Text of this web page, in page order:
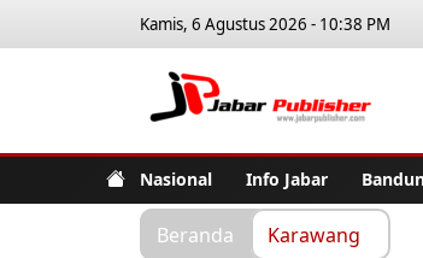
Kamis, 6 Agustus 2026 - 10:38 PM
Nasional Info Jabar
Beranda Karawang